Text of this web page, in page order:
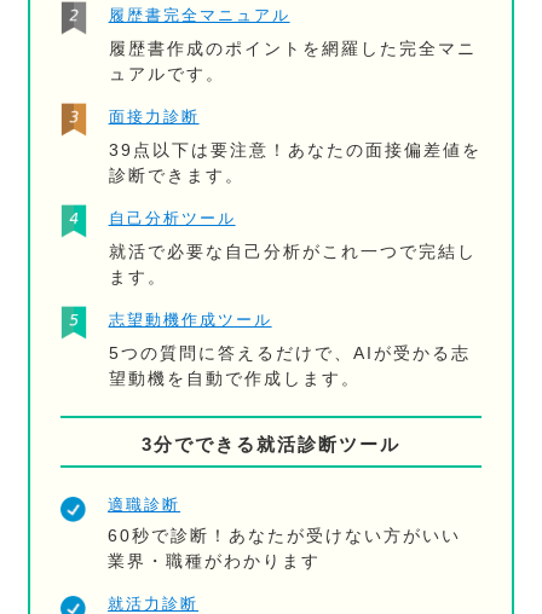
履歴書完全マニュアル
履歴書作成のポイントを網羅した完全マニ
ュアルです。
面接力診断
39点以下は要注意！あなたの面接偏差値を
診断できます。
自己分析ツール
就活で必要な自己分析がこれ一つで完結し
ます。
志望動機作成ツール
5つの質問に答えるだけで、AIが受かる志
望動機を自動で作成します。
3分でできる就活診断ツール
適職診断
60秒で診断！あなたが受けない方がいい
業界・職種がわかります
就活力診断